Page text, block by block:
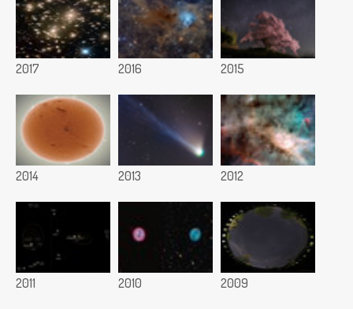
2017 2016 2015
2014 2013 2012
2011 2010 2009